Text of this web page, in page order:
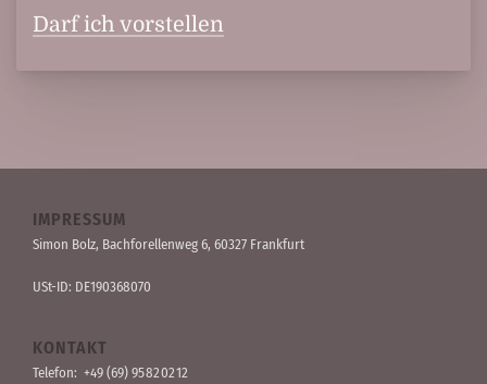
Darf ich vorstellen
IMPRESSUM
Simon Bolz, Bachforellen­weg 6, 60327 Frankfurt
USt-ID: DE190368070
KONTAKT
Telefon: +49 (69) 95 82 02 12